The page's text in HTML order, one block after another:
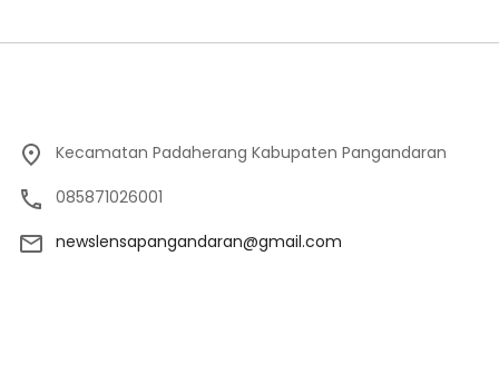
Kecamatan Padaherang Kabupaten Pangandaran
085871026001
newslensapangandaran@gmail.com